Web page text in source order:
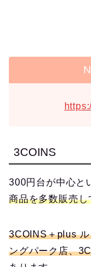
3COINS
300円台が中心と
商品を多数販売し
3COINS＋plus
ングパーク店、